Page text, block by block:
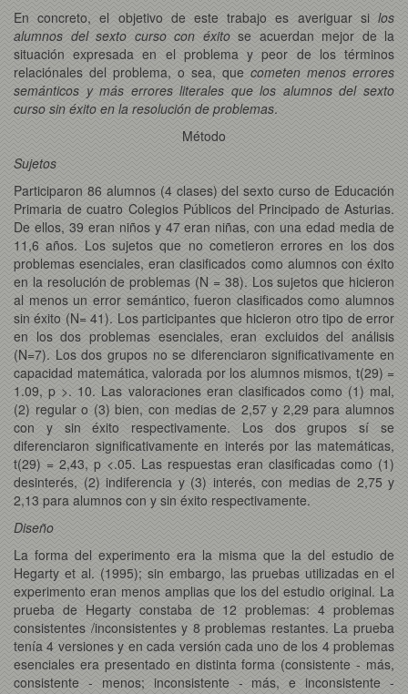
En concreto, el objetivo de este trabajo es averiguar si los
alumnos del sexto curso con éxitose acuerdan mejor de la
situación expresada en el problema y peor de los términos
relaciónales del problema, o sea, que cometen menos errores
semánticos y más errores literales que los alumnos del sexto
curso sin éxito en la resolución de problemas.
Método
Sujetos
Participaron 86 alumnos (4 clases) del sexto curso de Educación
Primaria de cuatro Colegios Públicos del Principado de Asturias.
De ellos, 39 eran niños y 47 eran niñas, con una edad media de
11,6 años. Los sujetos que no cometieron errores en los dos
problemas esenciales, eran clasificados como alumnos con éxito
en la resolución de problemas (N = 38). Los sujetos que hicieron
al menos un error semántico, fueron clasificados como alumnos
sin éxito (N= 41). Los participantes que hicieron otro tipo de error
en los dos problemas esenciales, eran excluidos del análisis
(N=7). Los dos grupos no se diferenciaron significativamente en
capacidad matemática, valorada por los alumnos mismos, t(29) =
1.09, p >. 10. Las valoraciones eran clasificados como (1) mal,
(2) regular o (3) bien, con medias de 2,57 y 2,29 para alumnos
con y sin éxito respectivamente. Los dos grupos sí se
diferenciaron significativamente en interés por las matemáticas,
t(29) = 2,43, p <.05. Las respuestas eran clasificadas como (1)
desinterés, (2) indiferencia y (3) interés, con medias de 2,75 y
2,13 para alumnos con y sin éxito respectivamente.
Diseño
La forma del experimento era la misma que la del estudio de
Hegarty et al. (1995); sin embargo, las pruebas utilizadas en el
experimento eran menos amplias que los del estudio original. La
prueba de Hegarty constaba de 12 problemas: 4 problemas
consistentes /inconsistentes y 8 problemas restantes. La prueba
tenía 4 versiones y en cada versión cada uno de los 4 problemas
esenciales era presentado en distinta forma (consistente - más,
consistente - menos; inconsistente - más, e inconsistente -